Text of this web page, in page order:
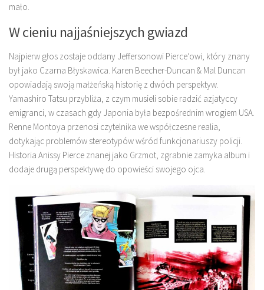
mało.
W cieniu najjaśniejszych gwiazd
Najpierw głos zostaje oddany Jeffersonowi Pierce’owi, który znany
był jako Czarna Błyskawica. Karen Beecher-Duncan & Mal Duncan
opowiadają swoją małżeńską historię z dwóch perspektyw.
Yamashiro Tatsu przybliża, z czym musieli sobie radzić azjatyccy
emigranci, w czasach gdy Japonia była bezpośrednim wrogiem USA.
Renne Montoya przenosi czytelnika we współczesne realia,
dotykając problemów stereotypów wśród funkcjonariuszy policji.
Historia Anissy Pierce znanej jako Grzmot, zgrabnie zamyka album i
dodaje drugą perspektywę do opowieści swojego ojca.